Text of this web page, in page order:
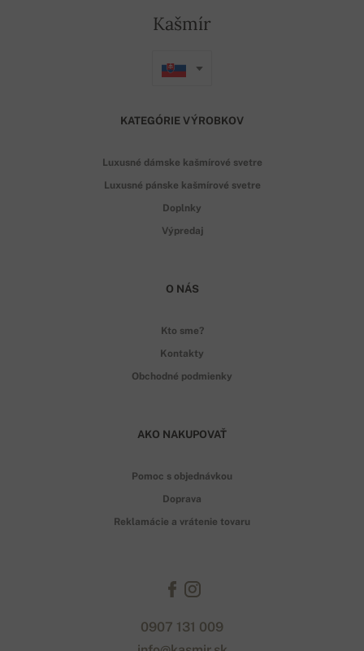
Kašmír
KATEGÓRIE VÝROBKOV
Luxusné dámske kašmírové svetre
Luxusné pánske kašmírové svetre
Doplnky
Výpredaj
O NÁS
Kto sme?
Kontakty
Obchodné podmienky
AKO NAKUPOVAŤ
Pomoc s objednávkou
Doprava
Reklamácie a vrátenie tovaru
0907 131 009